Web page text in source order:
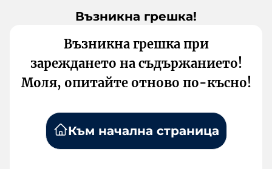
Възникна грешка!
Възникна грешка при
зареждането на съдържанието!
Моля, опитайте отново по-късно!
Към начална страница